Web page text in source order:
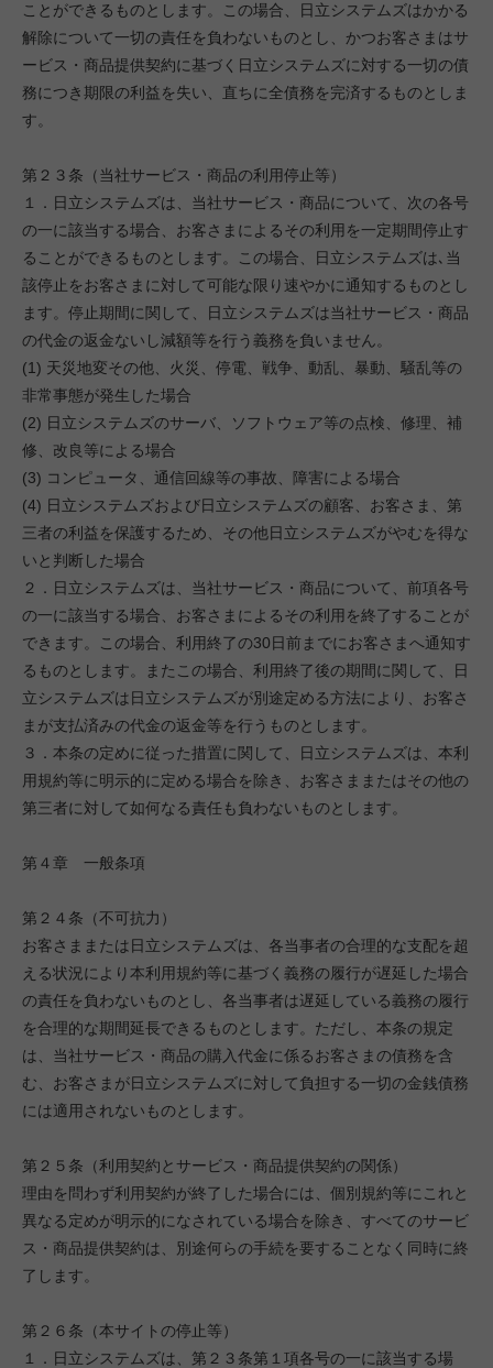
ことができるものとします。この場合、日立システムズはかかる
解除について一切の責任を負わないものとし、かつお客さまはサ
ービス・商品提供契約に基づく日立システムズに対する一切の債
務につき期限の利益を失い、直ちに全債務を完済するものとしま
す。
第２３条（当社サービス・商品の利用停止等）
１．日立システムズは、当社サービス・商品について、次の各号
の一に該当する場合、お客さまによるその利用を一定期間停止す
ることができるものとします。この場合、日立システムズは､当
該停止をお客さまに対して可能な限り速やかに通知するものとし
ます。停止期間に関して、日立システムズは当社サービス・商品
の代金の返金ないし減額等を行う義務を負いません。
(1) 天災地変その他、火災、停電、戦争、動乱、暴動、騒乱等の
非常事態が発生した場合
(2) 日立システムズのサーバ、ソフトウェア等の点検、修理、補
修、改良等による場合
(3) コンピュータ、通信回線等の事故、障害による場合
(4) 日立システムズおよび日立システムズの顧客、お客さま、第
三者の利益を保護するため、その他日立システムズがやむを得な
いと判断した場合
２．日立システムズは、当社サービス・商品について、前項各号
の一に該当する場合、お客さまによるその利用を終了することが
できます。この場合、利用終了の30日前までにお客さまへ通知す
るものとします。またこの場合、利用終了後の期間に関して、日
立システムズは日立システムズが別途定める方法により、お客さ
まが支払済みの代金の返金等を行うものとします。
３．本条の定めに従った措置に関して、日立システムズは、本利
用規約等に明示的に定める場合を除き、お客さままたはその他の
第三者に対して如何なる責任も負わないものとします。
第４章 一般条項
第２４条（不可抗力）
お客さままたは日立システムズは、各当事者の合理的な支配を超
える状況により本利用規約等に基づく義務の履行が遅延した場合
の責任を負わないものとし、各当事者は遅延している義務の履行
を合理的な期間延長できるものとします。ただし、本条の規定
は、当社サービス・商品の購入代金に係るお客さまの債務を含
む、お客さまが日立システムズに対して負担する一切の金銭債務
には適用されないものとします。
第２５条（利用契約とサービス・商品提供契約の関係）
理由を問わず利用契約が終了した場合には、個別規約等にこれと
異なる定めが明示的になされている場合を除き、すべてのサービ
ス・商品提供契約は、別途何らの手続を要することなく同時に終
了します。
第２６条（本サイトの停止等）
１．日立システムズは、第２３条第１項各号の一に該当する場